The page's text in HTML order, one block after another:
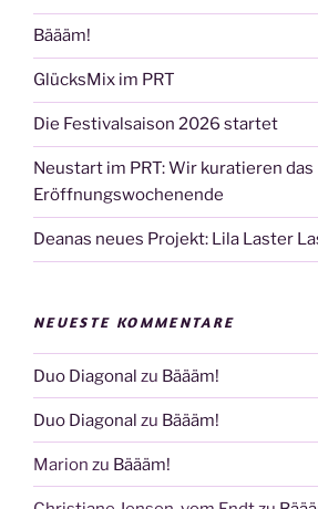
Bäääm!
GlücksMix im PRT
Die Festivalsaison 2026 startet
Neustart im PRT: Wir kuratieren das
Eröffnungswochenende
Deanas neues Projekt: Lila Laster
NEUESTE KOMMENTARE
Duo Diagonal zu Bäääm!
Duo Diagonal zu Bäääm!
Marion zu Bäääm!